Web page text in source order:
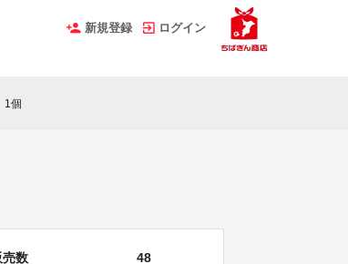
新規登録 ログイン
1個
売数 48